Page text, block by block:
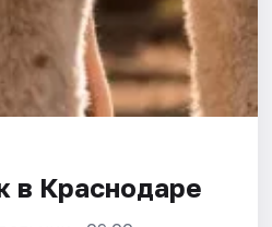
в Краснодаре